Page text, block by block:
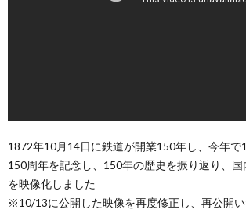
1872年10月14日に鉄道が開業150年し、今年で
150周年を記念し、150年の歴史を振り返り、
を映像化しました
※10/13に公開した映像を再度修正し、再公開い